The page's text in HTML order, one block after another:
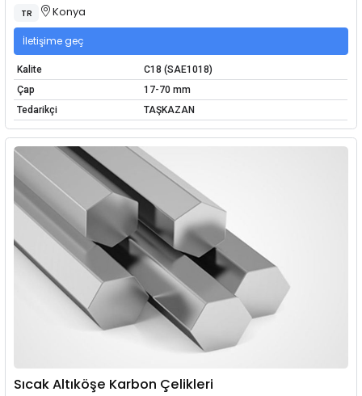
TR Konya
İletişime geç
Kalite
C18 (SAE1018)
Çap
17-70 mm
Tedarikçi
TAŞKAZAN
Sıcak Altıköşe Karbon Çelikleri